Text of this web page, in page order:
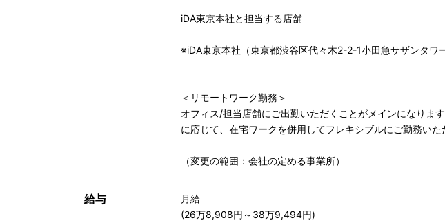
iDA東京本社と担当する店舗
※iDA東京本社（東京都渋谷区代々木2-2-1小田急サザンタワー
＜リモートワーク勤務＞
オフィス/担当店舗にご出勤いただくことがメインになりま
に応じて、在宅ワークを併用してフレキシブルにご勤務いた
（変更の範囲：会社の定める事業所）
給与
月給
(26万8,908円～38万9,494円)